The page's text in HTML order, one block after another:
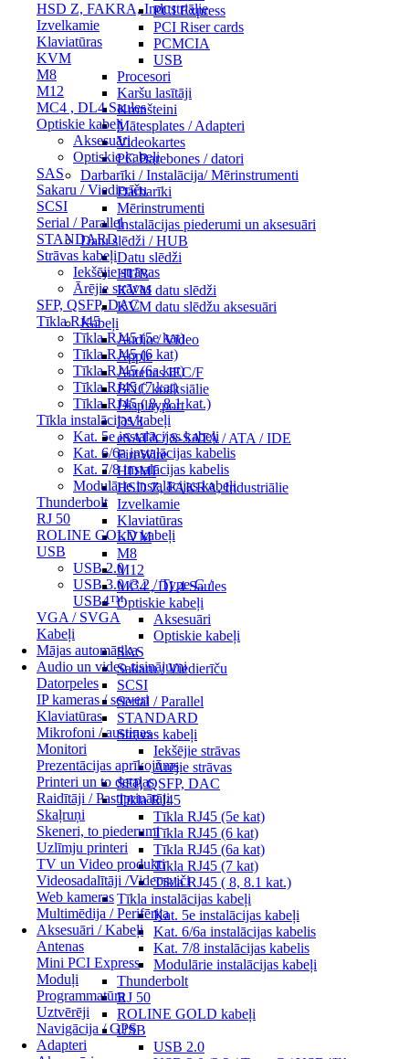
HSD Z, FAKRA, Industriālie
Izvelkamie
Klaviatūras
KVM
M8
M12
MC4 , DL4 Saules
Optiskie kabeļi
Aksesuāri
Optiskie kabeļi
SAS
Sakaru / Viedierīču
SCSI
Serial / Parallel
STANDARD
Strāvas kabeļi
Iekšējie strāvas
Ārējie strāvas
SFP, QSFP, DAC
Tīkla RJ45
Tīkla RJ45 (5e kat)
Tīkla RJ45 (6 kat)
Tīkla RJ45 (6a kat)
Tīkla RJ45 (7 kat)
Tīkla RJ45 ( 8, 8.1 kat.)
Tīkla instalācijas kabeļi
Kat. 5e instalācijas kabeļi
Kat. 6/6a instalācijas kabelis
Kat. 7/8 instalācijas kabelis
Modulārie instalācijas kabeļi
Thunderbolt
RJ 50
ROLINE GOLD kabeļi
USB
USB 2.0
USB 3.0 /3.2 / Type-C /
USB4™
VGA / SVGA
Kabeļi
Mājas automātika
Audio un video risinājumi
Datorpeles
IP kameras / serveri
Klaviatūras
Mikrofoni / austiņas
Monitori
Prezentācijas aprīkojums
Printeri un to detaļas
Raidītāji / Pastiprinātāji
Skaļruņi
Skeneri, to piederumi
Uzlīmju printeri
TV un Video produkti
Videosadalītāji /Videosviči
Web kameras
Multimēdija / Perifērija
Aksesuāri / Kabeļi
Antenas
Mini PCI Express
Moduļi
Programmatūra
Uztvērēji
Navigācija / GPS
Adapteri
PCI Express
PCI Riser cards
PCMCIA
USB
Procesori
Karšu lasītāji
Kronšteini
Mātesplates / Adapteri
Videokartes
PC Barebones / datori
Darbarīki / Instalācija/ Mērinstrumenti
Darbarīki
Mērinstrumenti
Instalācijas piederumi un aksesuāri
Datu slēdži / HUB
Datu slēdži
HUB
KVM datu slēdži
KVM datu slēdžu aksesuāri
Kabeļi
Audio / Video
Apple
Antenas IEC/F
BNC koaksiālie
Displayport
DVI
eSATA / S-SATA / ATA / IDE
FireWire
HDMI
HSD Z, FAKRA, Industriālie
Izvelkamie
Klaviatūras
KVM
M8
M12
MC4 , DL4 Saules
Optiskie kabeļi
Aksesuāri
Optiskie kabeļi
SAS
Sakaru / Viedierīču
SCSI
Serial / Parallel
STANDARD
Strāvas kabeļi
Iekšējie strāvas
Ārējie strāvas
SFP, QSFP, DAC
Tīkla RJ45
Tīkla RJ45 (5e kat)
Tīkla RJ45 (6 kat)
Tīkla RJ45 (6a kat)
Tīkla RJ45 (7 kat)
Tīkla RJ45 ( 8, 8.1 kat.)
Tīkla instalācijas kabeļi
Kat. 5e instalācijas kabeļi
Kat. 6/6a instalācijas kabelis
Kat. 7/8 instalācijas kabelis
Modulārie instalācijas kabeļi
Thunderbolt
RJ 50
ROLINE GOLD kabeļi
USB
USB 2.0